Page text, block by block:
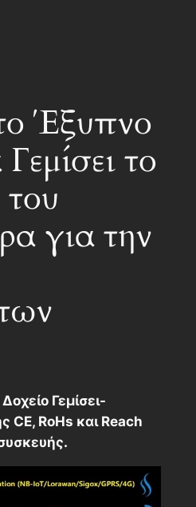
Έξυπνο
το
για την
Γεμίσει-
CE, RoHs και Reach